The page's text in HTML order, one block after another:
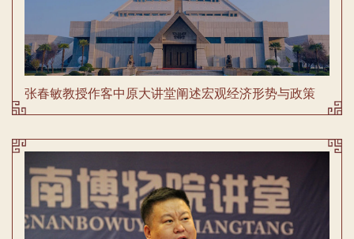
张春敏教授作客中原大讲堂阐述宏观经济形势与政策